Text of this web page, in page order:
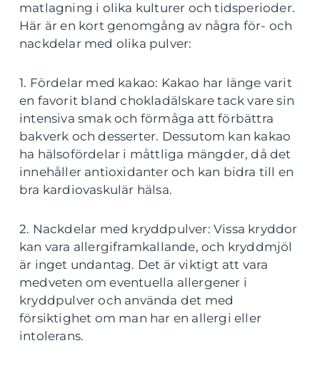
matlagning i olika kulturer och tidsperioder.
Här är en kort genomgång av några för- och
nackdelar med olika pulver:
1. Fördelar med kakao: Kakao har länge varit
en favorit bland chokladälskare tack vare sin
intensiva smak och förmåga att förbättra
bakverk och desserter. Dessutom kan kakao
ha hälsofördelar i måttliga mängder, då det
innehåller antioxidanter och kan bidra till en
bra kardiovaskulär hälsa.
2. Nackdelar med kryddpulver: Vissa kryddor
kan vara allergiframkallande, och kryddmjöl
är inget undantag. Det är viktigt att vara
medveten om eventuella allergener i
kryddpulver och använda det med
försiktighet om man har en allergi eller
intolerans.